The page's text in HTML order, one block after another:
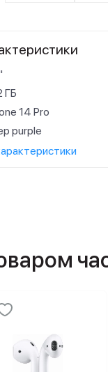
ГБ
14 Pro
purple